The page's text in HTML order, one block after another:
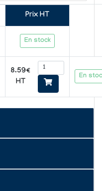
Prix HT
En stock
8.59€
HT
En